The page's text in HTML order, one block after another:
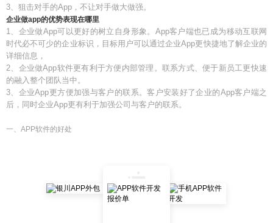
3、狙击对手的App，不让对手做大做强。
企业做app的优势表现在哪里
1、企业做App可以更好的树立自身形象。App客户端也已成为移动互联网
时代必不可少的企业标识，目标用户可以通过企业App更快捷地了解企业的
详细信息，
2、企业做App软件更有利于方便内部管理。联系方式、便于新员工更快速
的融入整个团队当中。
3、企业App更方便加强与客户的联系。客户安装好了企业的App客户端之
后，同时企业App更有利于加强公司与客户的联系。
一、APP软件的好处